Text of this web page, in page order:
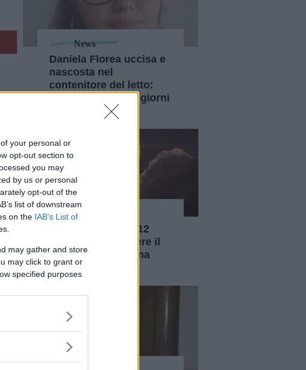
your personal or
opt-out section to
you may
by us or personal
opt-out of the
list of downstream
on the IAB’s List of
may gather and store
may click to grant or
specified purposes
News
Daniela Florea uccisa e
nascosta nel
contenitore del letto:
arrestato dopo 20 giorni
l'ex compagno
News
Eclissi solare del 12
agosto: dove vedere il
fenomeno che torna
dopo 27 anni